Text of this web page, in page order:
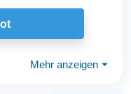
Mehr anzeigen ⏷